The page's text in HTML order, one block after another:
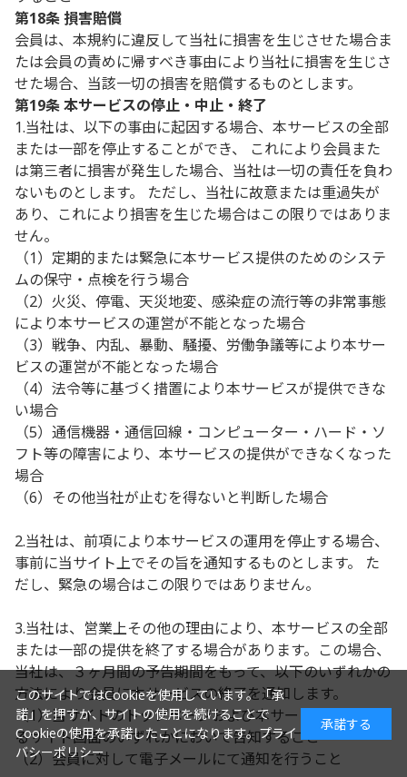
第18条 損害賠償
会員は、本規約に違反して当社に損害を生じさせた場合ま
たは会員の責めに帰すべき事由により当社に損害を生じさ
せた場合、当該一切の損害を賠償するものとします。
第19条 本サービスの停止・中止・終了
1.当社は、以下の事由に起因する場合、本サービスの全部
または一部を停止することができ、 これにより会員また
は第三者に損害が発生した場合、当社は一切の責任を負わ
ないものとします。 ただし、当社に故意または重過失が
あり、これにより損害を生じた場合はこの限りではありま
せん。
（1）定期的または緊急に本サービス提供のためのシステ
ムの保守・点検を行う場合
（2）火災、停電、天災地変、感染症の流行等の非常事態
により本サービスの運営が不能となった場合
（3）戦争、内乱、暴動、騒擾、労働争議等により本サー
ビスの運営が不能となった場合
（4）法令等に基づく措置により本サービスが提供できな
い場合
（5）通信機器・通信回線・コンピューター・ハード・ソ
フト等の障害により、本サービスの提供ができなくなった
場合
（6）その他当社が止むを得ないと判断した場合
2.当社は、前項により本サービスの運用を停止する場合、
事前に当サイト上でその旨を通知するものとします。 た
だし、緊急の場合はこの限りではありません。
3.当社は、営業上その他の理由により、本サービスの全部
または一部の提供を終了する場合があります。この場合、
当社は、３ヶ月間の予告期間をもって、以下のいずれかの
方法により会員に本サービスの終了を通知します。
（1）当サイトのトップページおよび本サービスに付随す
るサイト画面のいずれかにおいて告知すること
（2）会員に対して電子メールにて通知を行うこと
このサイトではCookieを使用しています。「承
諾」を押すか、サイトの使用を続けることで
Cookieの使用を承諾したことになります。プライ
バシーポリシー
承諾する